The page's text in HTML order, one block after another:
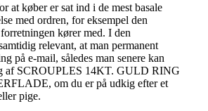
at køber er sat ind i de mest basale
med ordren, for eksempel den
kører med. I den
relevant, at man permanent
på e-mail, således man senere kan
af SCROUPLES 14KT. GULD RING
om du er på udkig efter et
pige.